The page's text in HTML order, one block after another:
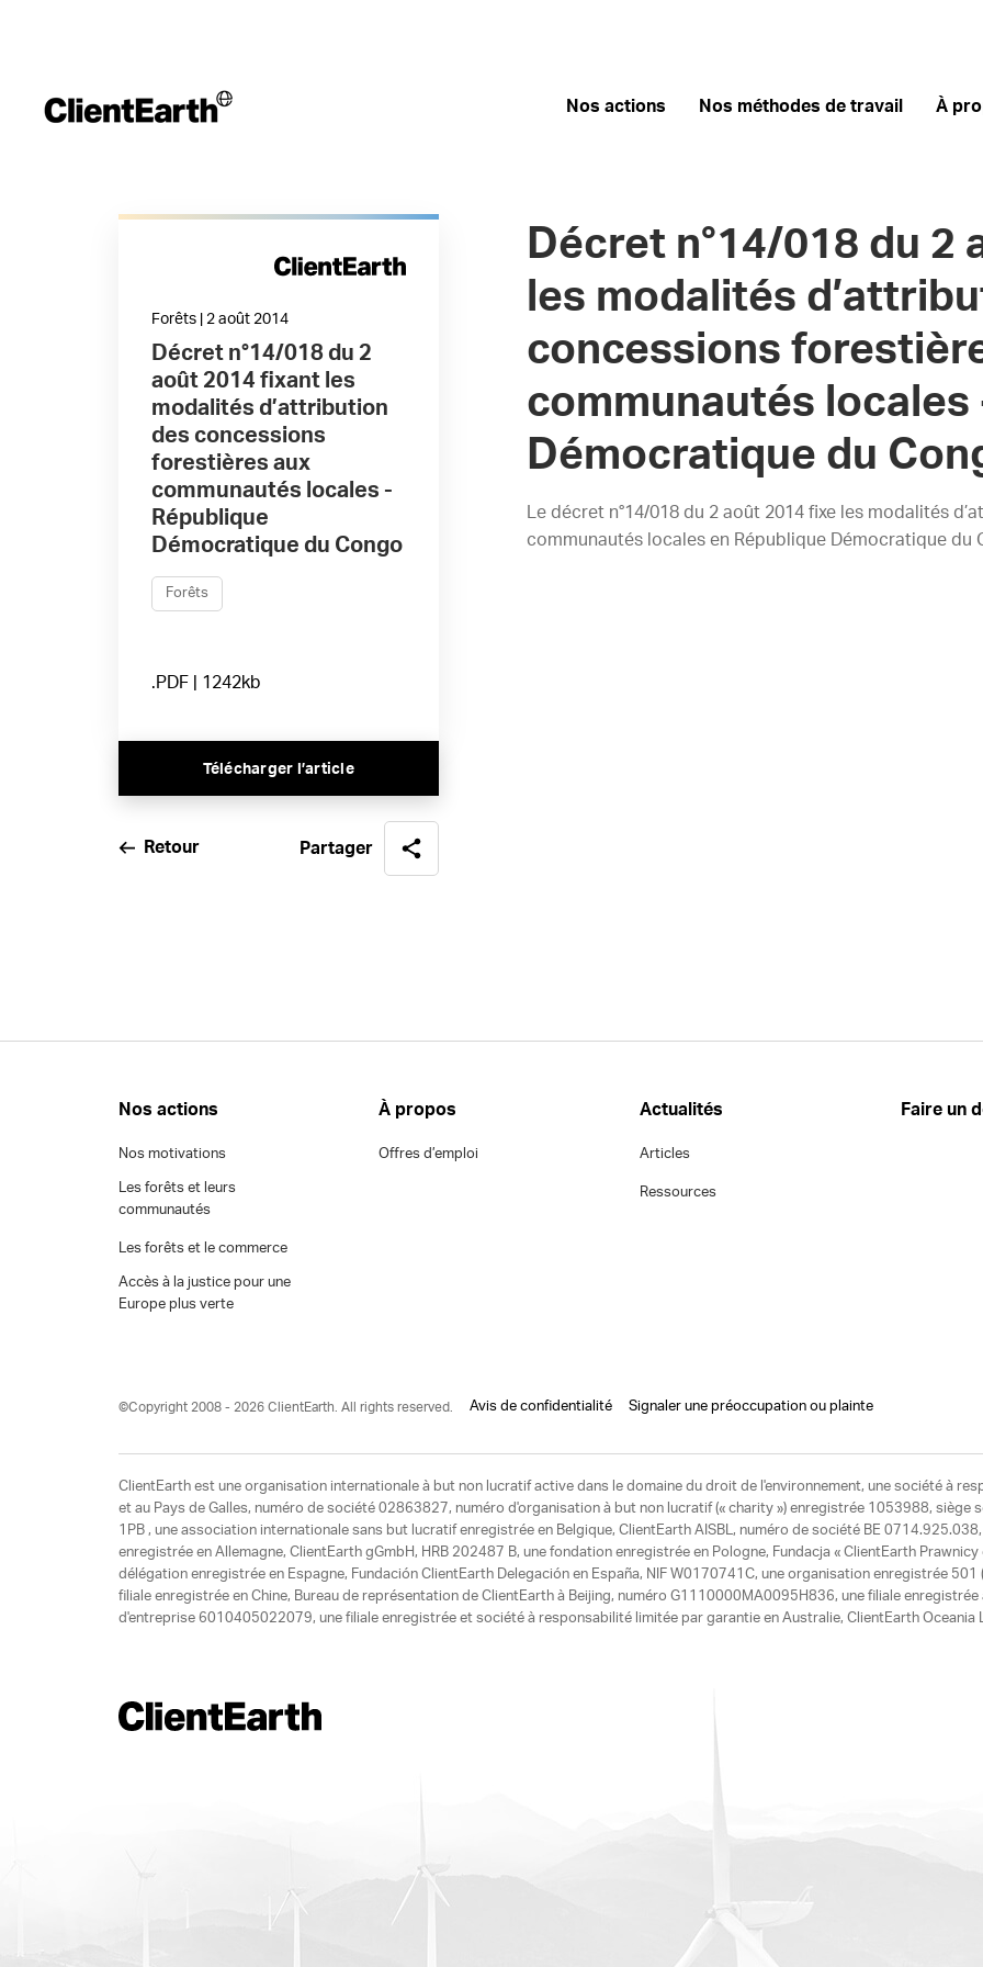
Nos actions Nos méthodes de travail À
Forêts | 2 août 2014
Décret n°14/018 du 2
août 2014 fixant les
modalités d’attribution
des concessions
forestières aux
communautés locales -
République
Démocratique du Congo
Forêts
.PDF | 1242kb
Télécharger l’article
Retour Partager
Décret n°14/018 du 2
les modalités
concessions
communautés locales
Démocratique du
Le décret n°14/018 du 2 août 2014 fixe les modalités
communautés locales en République Démocratique du
Nos actions
Nos motivations
Les forêts et leurs
communautés
Les forêts et le commerce
Accès à la justice pour une
Europe plus verte
À propos
Offres d’emploi
Actualités
Articles
Ressources
Faire un
©Copyright 2008 - 2026 ClientEarth. All rights reserved. Avis de confidentialité Signaler une préoccupation ou plainte
ClientEarth est une organisation internationale à but non lucratif active dans le domaine du droit de l'environnement, une société à
et au Pays de Galles, numéro de société 02863827, numéro d'organisation à but non lucratif (« charity ») enregistrée 1053988, siège
1PB , une association internationale sans but lucratif enregistrée en Belgique, ClientEarth AISBL, numéro de société BE
enregistrée en Allemagne, ClientEarth gGmbH, HRB 202487 B, une fondation enregistrée en Pologne, Fundacja « ClientEarth
délégation enregistrée en Espagne, Fundación ClientEarth Delegación en España, NIF W0170741C, une organisation enregistrée
filiale enregistrée en Chine, Bureau de représentation de ClientEarth à Beijing, numéro G1110000MA0095H836, une filiale
d'entreprise 6010405022079, une filiale enregistrée et société à responsabilité limitée par garantie en Australie, ClientEarth